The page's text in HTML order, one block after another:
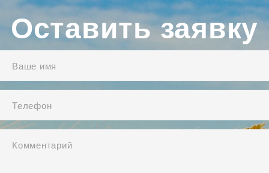
Оставить заявку